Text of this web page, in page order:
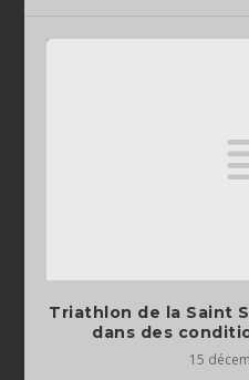
Triathlon de la Saint
dans des
15